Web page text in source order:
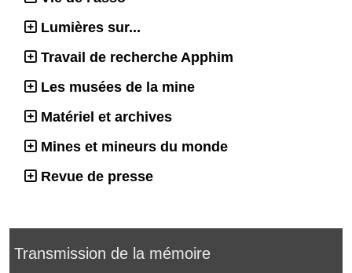
Lumières sur...
Travail de recherche Apphim
Les musées de la mine
Matériel et archives
Mines et mineurs du monde
Revue de presse
Transmission de la mémoire